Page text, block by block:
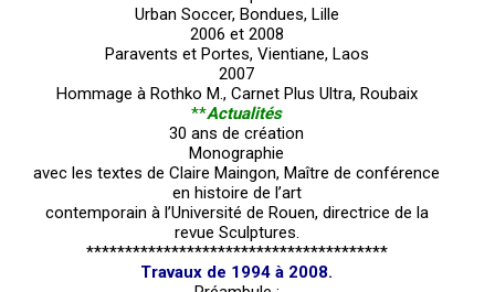
Urban Soccer, Bondues, Lille
2006 et 2008
Paravents et Portes, Vientiane, Laos
2007
Hommage à Rothko M., Carnet Plus Ultra, Roubaix
**Actualités
30 ans de création
Monographie
avec les textes de Claire Maingon, Maître de conférence
en histoire de l’art
contemporain à l’Université de Rouen, directrice de la
revue Sculptures.
***************************************
Travaux de 1994 à 2008.